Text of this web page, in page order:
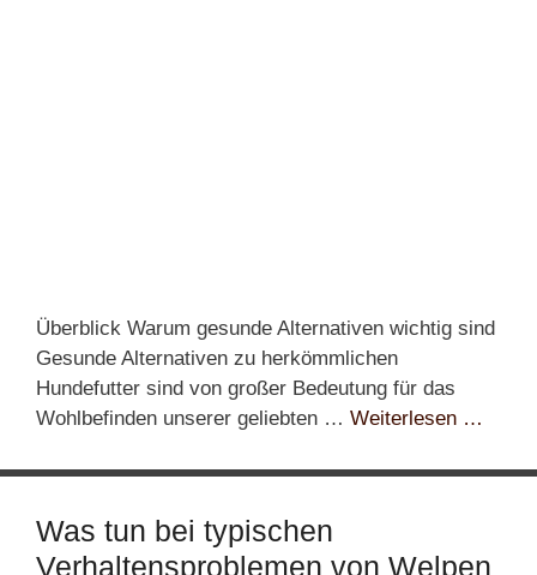
Überblick Warum gesunde Alternativen wichtig sind
Gesunde Alternativen zu herkömmlichen
Hundefutter sind von großer Bedeutung für das
Wohlbefinden unserer geliebten … Weiterlesen …
Was tun bei typischen
Verhaltensproblemen von Welpen